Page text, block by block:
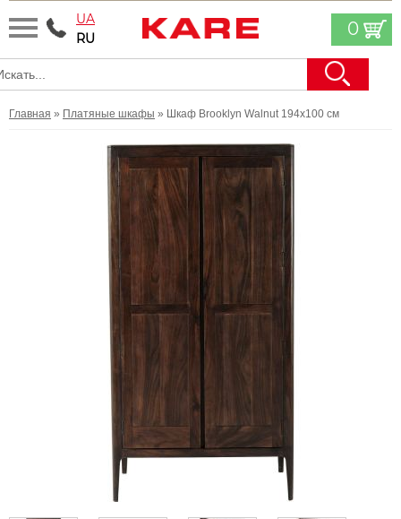
UA
RU
0
Главная » Платяные шкафы » Шкаф Brooklyn Walnut 194х100 см